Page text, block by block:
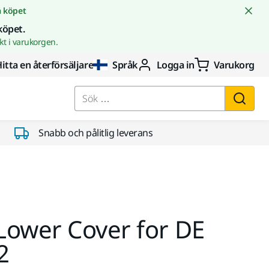
köpet
i varukorgen.
en återförsäljare Språk Logga in Varukorg
Sök …
Snabb och pålitlig leverans
Cover for DE